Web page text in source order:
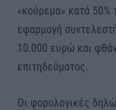
«κούρεμα» κατά
εφαρμογή
10.000 ευρώ και
επιτηδεύματος.
Οι φορολογικές